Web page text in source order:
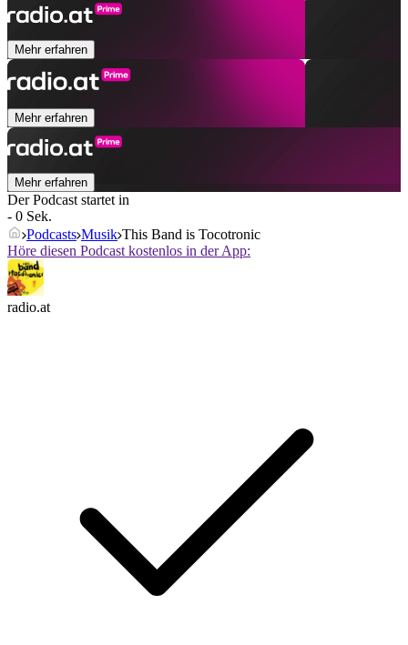
Mehr erfahren
Mehr erfahren
Mehr erfahren
Der Podcast startet in
- 0 Sek.
Podcasts Musik This Band is Tocotronic
Höre diesen Podcast kostenlos in der App:
radio.at